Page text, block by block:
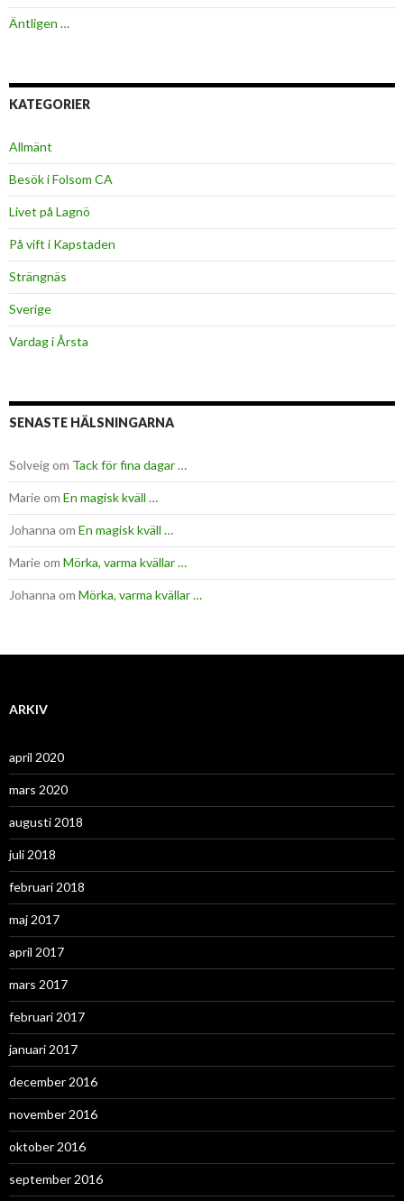
Äntligen …
KATEGORIER
Allmänt
Besök i Folsom CA
Livet på Lagnö
På vift i Kapstaden
Strängnäs
Sverige
Vardag i Årsta
SENASTE HÄLSNINGARNA
Solveigom Tack för fina dagar …
Marieom En magisk kväll …
Johanna om En magisk kväll …
Marieom Mörka, varma kvällar …
Johanna om Mörka, varma kvällar …
ARKIV
april 2020
mars 2020
augusti 2018
juli 2018
februari 2018
maj 2017
april 2017
mars 2017
februari 2017
januari 2017
december 2016
november 2016
oktober 2016
september 2016